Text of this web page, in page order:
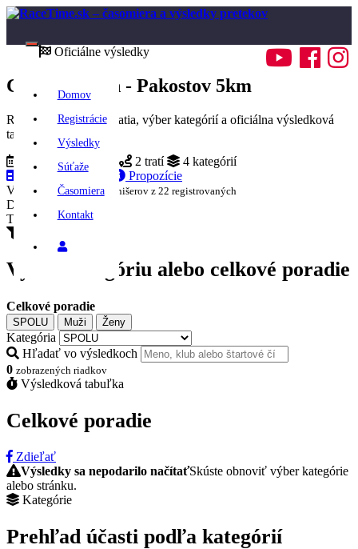
Toggle
navigation
Domov
Registrácie
Výsledky
Súťaže
Časomiera
Kontakt
Prihlásenie
Oficiálne výsledky
Cezpoľný beh - Pakostov 5km
Rýchly prehľad podujatia, výber kategórií a oficiálna výsledková
tabuľka RaceTime.
23.08.2025
2 tratí
4 kategórií
Otvoriť výsledky
Propozície
Výsledkový stav 22 finišerov z 22 registrovaných
Dokončilo
Tempo
min/km
Vyber kategóriu alebo celkové poradie
Celkové poradie
SPOLU Muži Ženy
Kategória
Hľadať vo výsledkoch
0 zobrazených riadkov
Výsledková tabuľka
Celkové poradie
Zdieľať
Výsledky sa nepodarilo načítaťSkúste obnoviť výber kategórie
alebo stránku.
Kategórie
Prehľad účasti podľa kategórií